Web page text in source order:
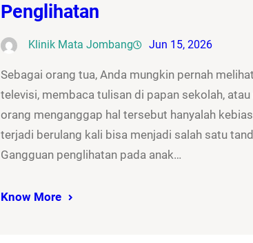
Penglihatan
Klinik Mata Jombang Jun 15, 2026
Sebagai orang tua, Anda mungkin pernah
televisi, membaca tulisan di papan sekolah,
orang menganggap hal tersebut hanyalah
terjadi berulang kali bisa menjadi salah satu
Gangguan penglihatan pada anak…
Know More